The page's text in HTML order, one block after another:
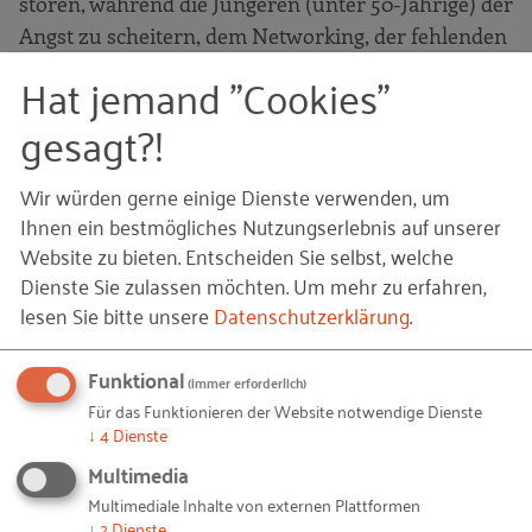
Angst zu scheitern, dem Networking, der fehlenden
unzureichenden gesellschaftliche Anerkennung
eine größere Bedeutung beimessen.
Bewertung der Hemmnisse hängt vom Alter ab
Aus den Antworten der Selbstständigen ergibt sich
im Vergleich zu allen Befragten eine leicht
Hat jemand "Cookies"
gesagt?!
Wir würden gerne einige Dienste verwenden, um
Ihnen ein bestmögliches Nutzungserlebnis auf unserer
Website zu bieten. Entscheiden Sie selbst, welche
Dienste Sie zulassen möchten.Um mehr zu erfahren,
lesen Sie bitte unsereDatenschutzerklärung.
Funktional(immer erforderlich)
Für das Funktionieren der Website notwendige Dienste
↓ 4Dienste
Multimedia
Multimediale Inhalte von externen Plattformen